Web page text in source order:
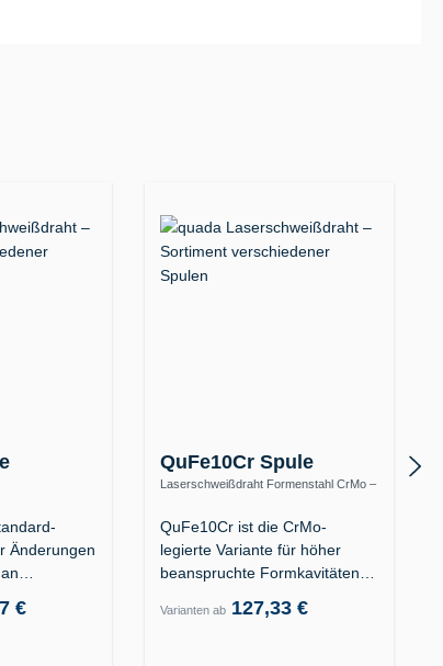
Änderungen
€
QuFe10Cr Spule
Laserschweißdraht Formenstahl CrMo –
QuFe10Cr ist die CrMo-
legierte Variante für höher
beanspruchte Formkavitäten
Varianten ab 127,33 €